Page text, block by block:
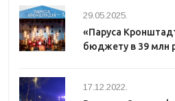
29.05.2025.
«Паруса
бюджету в 39 млн
17.12.2022.